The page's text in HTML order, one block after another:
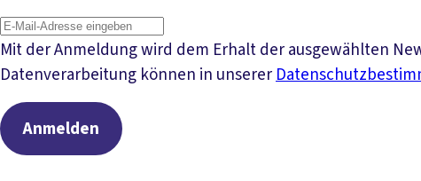
Mit der Anmeldung wird dem Erhalt der ausgewählten
Datenverarbeitung können in unserer
Anmelden